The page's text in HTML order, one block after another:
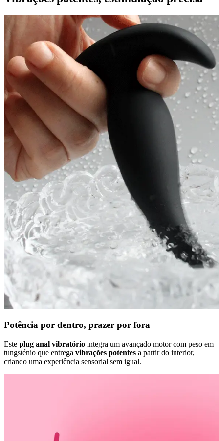
Potência por dentro, prazer por fora
Este plug anal vibratório integra um avançado motor com peso em
tungsténio que entrega vibrações potentes a partir do interior,
criando uma experiência sensorial sem igual.